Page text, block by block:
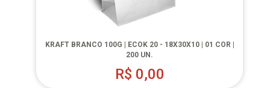
KRAFT BRANCO 100G | ECOK 20 - 18X30X10 | 01 COR |
200 UN.
R$ 0,00